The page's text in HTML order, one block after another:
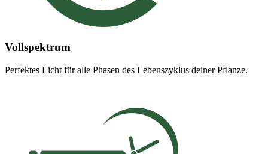
Vollspektrum
Perfektes Licht für alle Phasen des Lebenszyklus deiner Pflanze.